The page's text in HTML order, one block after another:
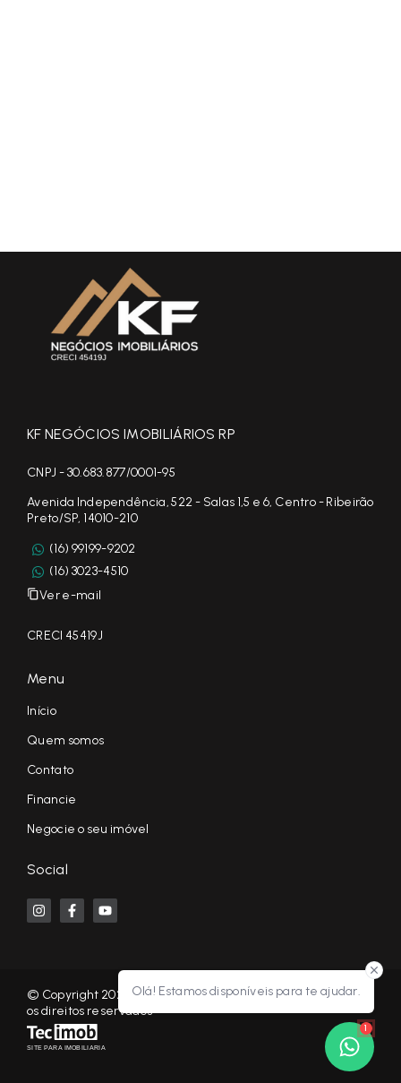
Olá! Estamos disponíveis para te ajudar.
1
KF NEGÓCIOS IMOBILIÁRIOS RP
CNPJ - 30.683.877/0001-95
Avenida Independência, 522 - Salas 1,5 e 6, Centro - Ribeirão
Preto/SP, 14010-210
(16) 99199-9202
(16) 3023-4510
Ver e-mail
CRECI 45419J
Menu
Início
Quem somos
Contato
Financie
Negocie o seu imóvel
Social
© Copyright 2026 - KF NEGÓCIOS IMOBILIÁRIOS RP - Todos
os direitos reservados
SITE PARA IMOBILIARIA